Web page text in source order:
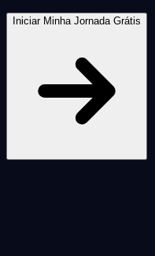
Iniciar Minha Jornada Grátis